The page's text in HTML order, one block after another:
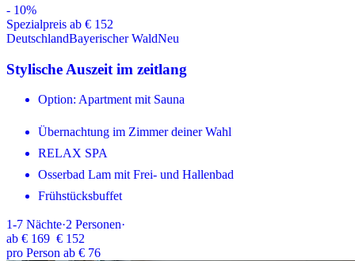
- 10%
Spezialpreis ab € 152
DeutschlandBayerischer WaldNeu
Stylische Auszeit im zeitlang
Option: Apartment mit Sauna
Übernachtung im Zimmer deiner Wahl
RELAX SPA
Osserbad Lam mit Frei- und Hallenbad
Frühstücksbuffet
1-7 Nächte·2 Personen·
ab € 169 € 152
pro Person ab € 76